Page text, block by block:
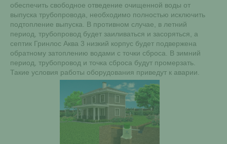
обеспечить свободное отведение очищенной воды от
выпуска трубопровода, необходимо полностью исключить
подтопление выпуска. В противном случае, в летний
период, трубопровод будет заиливаться и засоряться, а
септик Гринлос Аква 3 низкий корпус будет подвержена
обратному затоплению водами с точки сброса. В зимний
период, трубопровод и точка сброса будут промерзать.
Такие условия работы оборудования приведут к аварии.